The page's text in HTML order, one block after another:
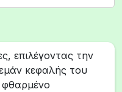
επιλέγοντας την
κεφαλής του
φθαρμένο